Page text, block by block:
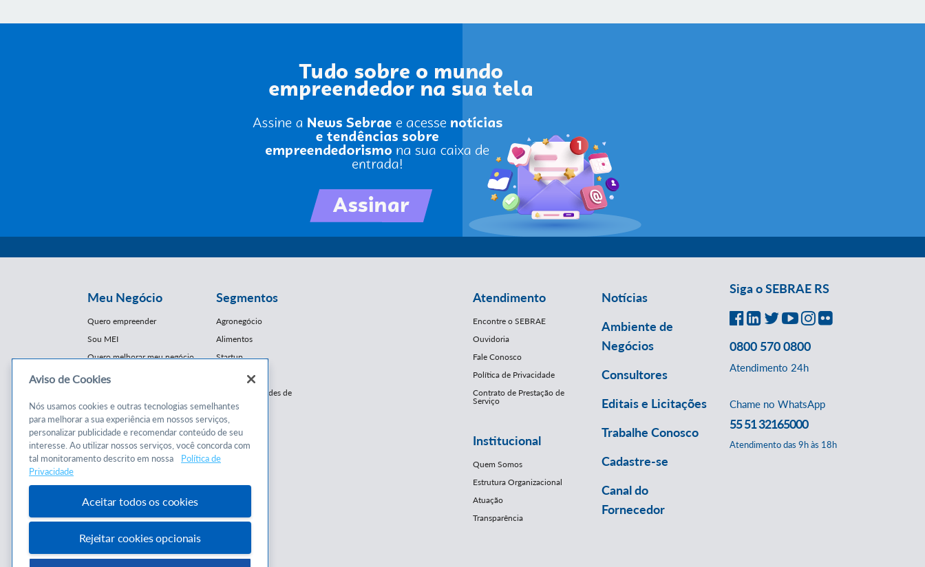
Meu Negócio
Quero empreender
Sou MEI
Quero melhorar meu negócio
Conteúdos
Cursos
Consultorias
Segmentos
Agronegócio
Alimentos
Startup
E-Commerce
Franquias / Redes de
Cooperação
Moda
Moveleiro
Saúde
Mercopar
Atendimento
Encontre o SEBRAE
Ouvidoria
Fale Conosco
Política de Privacidade
Contrato de Prestação de
Serviço
Institucional
Quem Somos
Estrutura Organizacional
Atuação
Transparência
Notícias
Ambiente de
Negócios
Consultores
Editais e Licitações
Trabalhe Conosco
Cadastre-se
Canal do
Fornecedor
Siga o SEBRAE RS
0800 570 0800
Atendimento 24h
Chame no WhatsApp
55 51 32165000
Atendimento das 9h às 18h
Aviso de Cookies
Nós usamos cookies e outras tecnologias semelhantes
para melhorar a sua experiência em nossos serviços,
personalizar publicidade e recomendar conteúdo de seu
interesse. Ao utilizar nossos serviços, você concorda com
tal monitoramento descrito em nossa
Política de
Privacidade
Aceitar todos os cookies
Rejeitar cookies opcionais